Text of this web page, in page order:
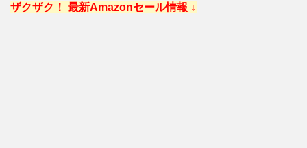
ザクザク！ 最新Amazonセール情報 ↓